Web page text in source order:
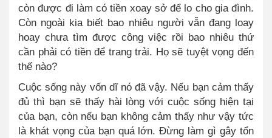
còn được đi làm có tiền xoay sở để lo cho gia đình.
Còn ngoài kia biết bao nhiêu người vẫn đang loay
hoay chưa tìm được công việc rồi bao nhiêu thứ
cần phải có tiền để trang trải. Họ sẽ tuyệt vọng đến
thế nào?
Cuộc sống này vốn dĩ nó đã vậy. Nếu bạn cảm thấy
đủ thì bạn sẽ thấy hài lòng với cuộc sống hiện tại
của bạn, còn nếu bạn không cảm thấy như vậy tức
là khát vọng của bạn quá lớn. Đừng làm gì gây tổn